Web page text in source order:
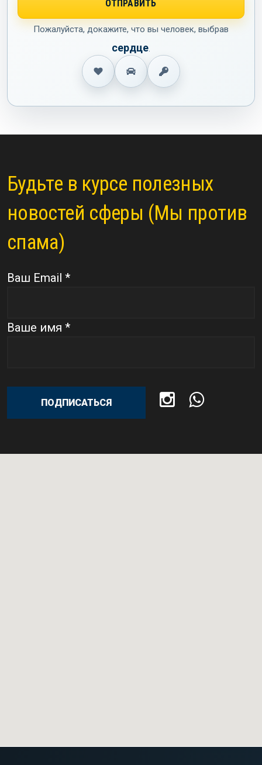
Пожалуйста, докажите, что вы человек, выбрав
сердце.
Будьте в курсе полезных
новостей сферы (Мы против
спама)
Ваш Email *
Ваше имя *
ПОДПИСАТЬСЯ